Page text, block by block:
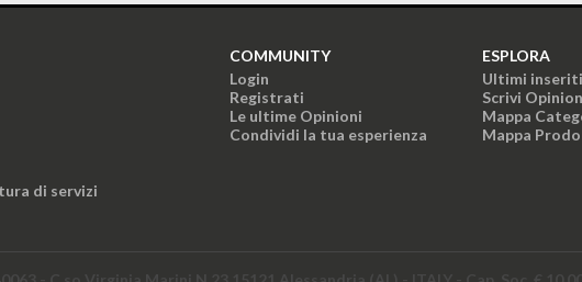
di servizi
COMMUNITY
Login
Registrati
Le ultime Opinioni
Condividi la tua esperienza
ESPLORA
Ultimi inseriti
Scrivi
Mappa
Mappa